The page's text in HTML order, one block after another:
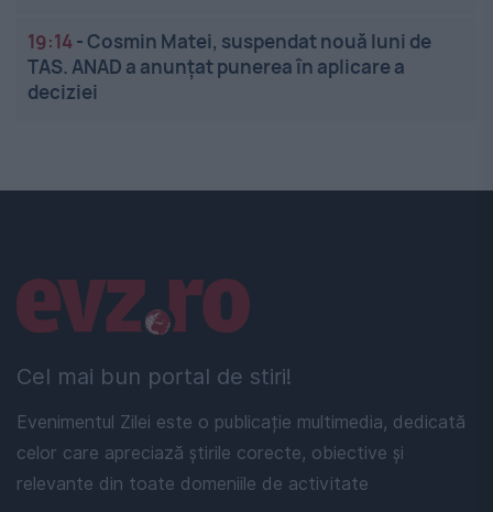
19:14-Cosmin Matei, suspendat nouă luni de
TAS. ANAD a anunțat punerea în aplicare a
deciziei
Cel mai bun portal de stiri!
Evenimentul Zilei este o publicație multimedia, dedicată
celor care apreciază știrile corecte, obiective și
relevante din toate domeniile de activitate
Linkuri utile